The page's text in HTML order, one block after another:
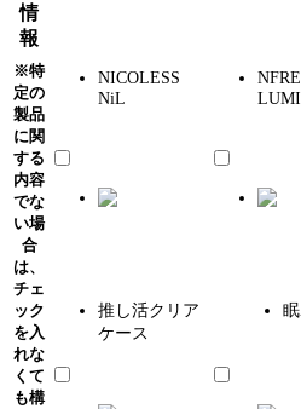
情
報
特
定の
製品
に関
する
内容
でな
い場
合
は、
チェ
ック
を入
れな
くて
も構
NICOLESS
NiL
推し活クリア
ケース